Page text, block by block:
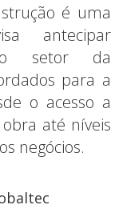
é uma
antecipar
setor da
para a
o acesso a
até níveis
negócios.